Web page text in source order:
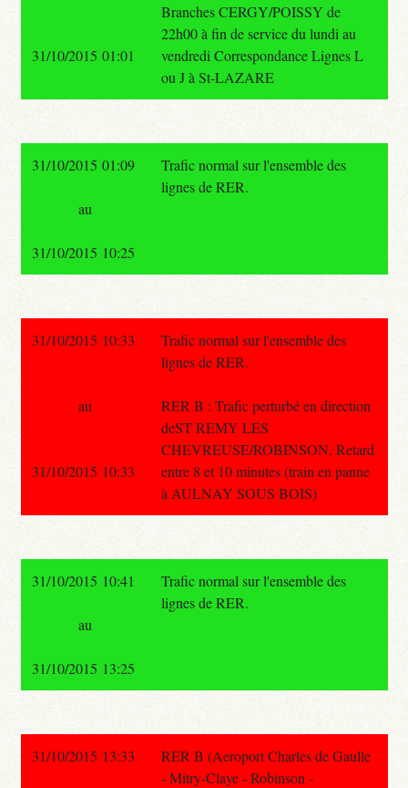
Branches CERGY/POISSY de
22h00 à fin de service du lundi au
vendredi Correspondance Lignes L
ou J à St-LAZARE
31/10/2015 01:01
31/10/2015 01:09
Trafic normal sur l'ensemble des
lignes de RER.
au
31/10/2015 10:25
31/10/2015 10:33
Trafic normal sur l'ensemble des
lignes de RER.
RER B : Trafic perturbé en direction
deST REMY LES
CHEVREUSE/ROBINSON. Retard
entre 8 et 10 minutes (train en panne
à AULNAY SOUS BOIS)
au
31/10/2015 10:33
31/10/2015 10:41
Trafic normal sur l'ensemble des
lignes de RER.
au
31/10/2015 13:25
31/10/2015 13:33
RER B (Aeroport Charles de Gaulle
- Mitry-Claye - Robinson -